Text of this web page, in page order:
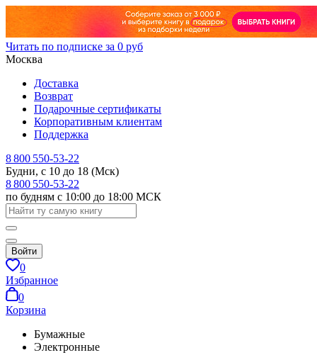
Читать по подписке за 0 руб
Москва
Доставка
Возврат
Подарочные сертификаты
Корпоративным клиентам
Поддержка
8 800 550-53-22
Будни, с 10 до 18 (Мск)
8 800 550-53-22
по будням с 10:00 до 18:00 МСК
Войти
0
Избранное
0
Корзина
Бумажные
Электронные